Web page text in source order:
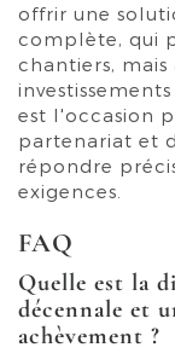
offrir une
complète, qui
chantiers, mais
est l'occasion
partenariat et
répondre
exigences.
FAQ
Quelle est la
décennale et
achèvement ?